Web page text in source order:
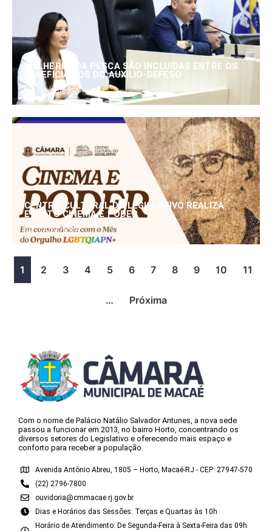
MULHERES DA PESCA SÃO INCLUÍDAS ENTRE OS
BENEFICIÁRIOS DO AUXÍLIO-DEFESO
30/06/2026
CENTRO CULTURAL DO LEGISLATIVO REALIZA
EVENTO CINEMA E PODER
25/06/2026
1 2 3 4 5 6 7 8 9 10 11
… Próxima
Com o nome de Palácio Natálio Salvador Antunes, a nova sede
passou a funcionar em 2013, no bairro Horto, concentrando os
diversos setores do Legislativo e oferecendo mais espaço e
conforto para receber a população.
Avenida Antônio Abreu, 1805 – Horto, Macaé-RJ - CEP: 27947-570
(22) 2796-7800
ouvidoria@cmmacae.rj.gov.br
Dias e Horários das Sessões: Terças e Quartas às 10h
Horário de Atendimento: De Segunda-Feira à Sexta-Feira das 09h